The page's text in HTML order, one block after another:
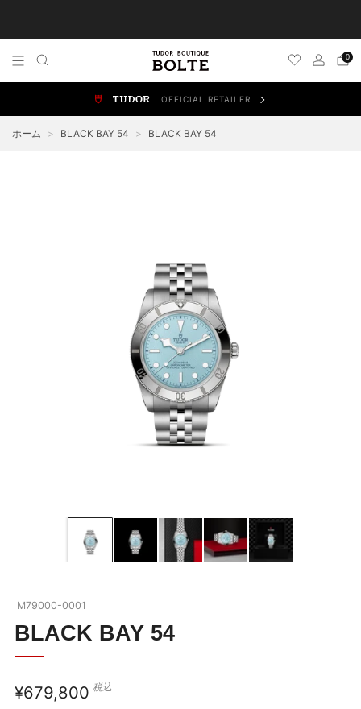
0
OFFICIAL RETAILER
OUR BOUTIQUE
SHOP BLOG
お問い合わせ
NEW WATCHES ブラックベイ
ブラックベイを詳しく見る
チューダーウォッチの全商品を見る
ホーム > BLACK BAY 54 > BLACK BAY 54
M79000-0001
BLACK BAY 54
通
¥679,800 税込